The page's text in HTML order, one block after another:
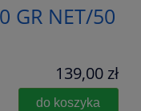
GR NET/50
139,00 zł
do koszyka